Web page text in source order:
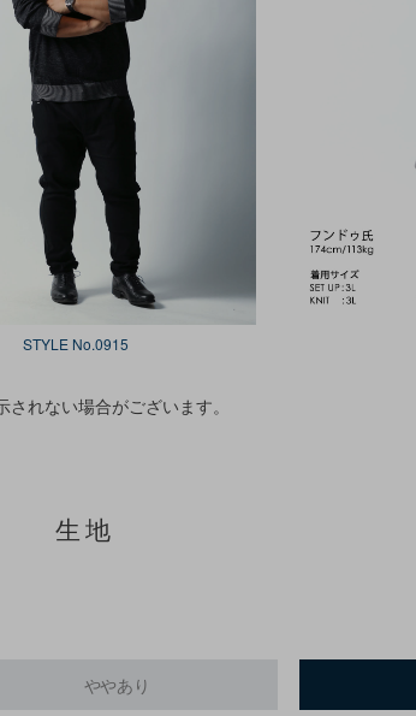
STYLE No.0915
れない場合がございます。
生地
ややあり